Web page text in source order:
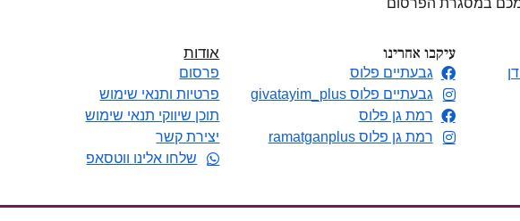
עיקבו אחרינו
גבעתיים פלוס
גבעתיים פלוס givatayim_plus
רמת גן פלוס
רמת גן פלוס ramatganplus
אודות
פרסום
פרטיות ותנאי שימוש
תוכן שיווקי תנאי שימוש
יצירת קשר
שלחו אלינו ווטסאפ